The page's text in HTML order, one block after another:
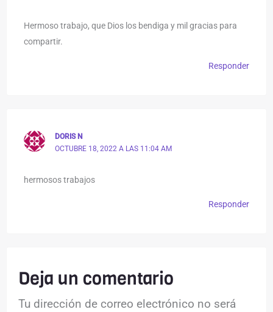
Hermoso trabajo, que Dios los bendiga y mil gracias para
compartir.
Responder
DORIS N
OCTUBRE 18, 2022 A LAS 11:04 AM
hermosos trabajos
Responder
Deja un comentario
Tu dirección de correo electrónico no será